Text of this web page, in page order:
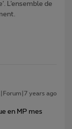
L’ensemble de
years ago
en MP mes